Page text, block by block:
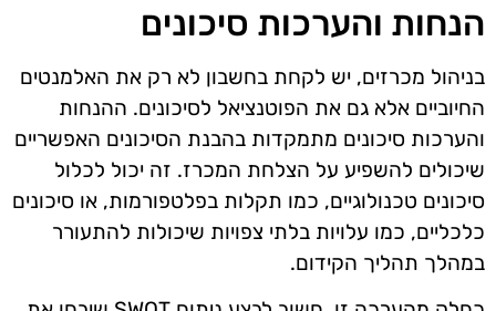
הנחות והערכות סיכונים
בניהול מכרזים, יש לקחת בחשבון לא רק את האלמנטים
החיוביים אלא גם את הפוטנציאל לסיכונים. ההנחות
והערכות סיכונים מתמקדות בהבנת הסיכונים האפשריים
שיכולים להשפיע על הצלחת המכרז. זה יכול לכלול
סיכונים טכנולוגיים, כמו תקלות בפלטפורמות, או סיכונים
כלכליים, כמו עלויות בלתי צפויות שיכולות להתעורר
במהלך תהליך הקידום.